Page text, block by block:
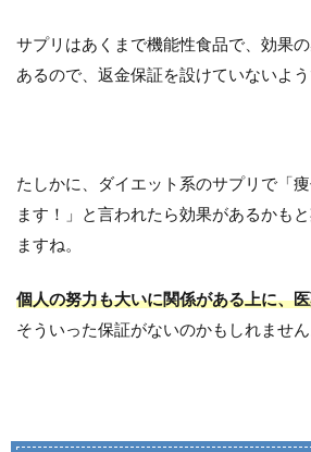
サプリはあくまで機能性食品で、効果
あるので、返金保証を設けていないよう
たしかに、ダイエット系のサプリで「
ます！」と言われたら効果があるかも
ますね。
個人の努力も大いに関係がある上に、
そういった保証がないのかもしれません